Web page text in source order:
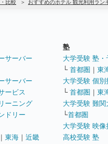
比較 おすすめのホテル 観光利用ラン
サーバー
サーバー
ービス
ーニング
ドリー
東海 ｜ 近畿
塾
大学受験 塾
└ 首都圏 ｜ 東
大学受験 個
└ 首都圏 ｜ 東
大学受験 難
└首都圏
大学受験 映像
高校受験 塾